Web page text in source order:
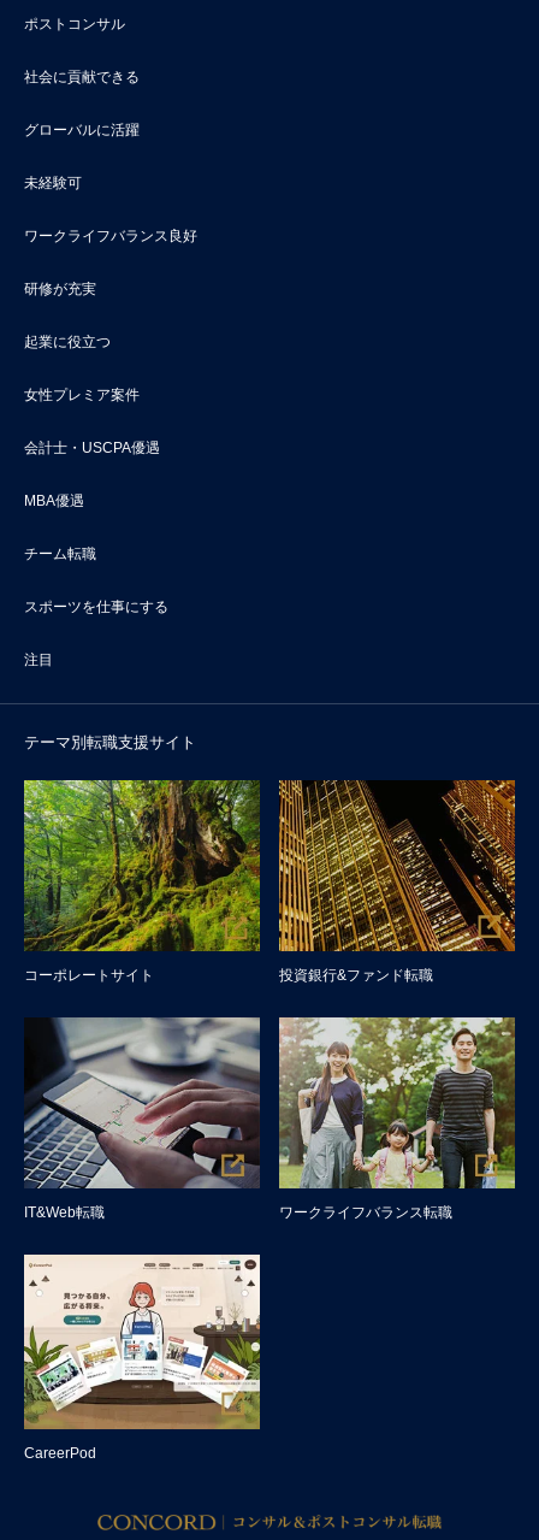
ポストコンサル
社会に貢献できる
グローバルに活躍
未経験可
ワークライフバランス良好
研修が充実
起業に役立つ
女性プレミア案件
会計士・USCPA優遇
MBA優遇
チーム転職
スポーツを仕事にする
注目
テーマ別転職支援サイト
コーポレートサイト 投資銀行&ファンド転職
IT&Web転職 ワークライフバランス転職
CareerPod